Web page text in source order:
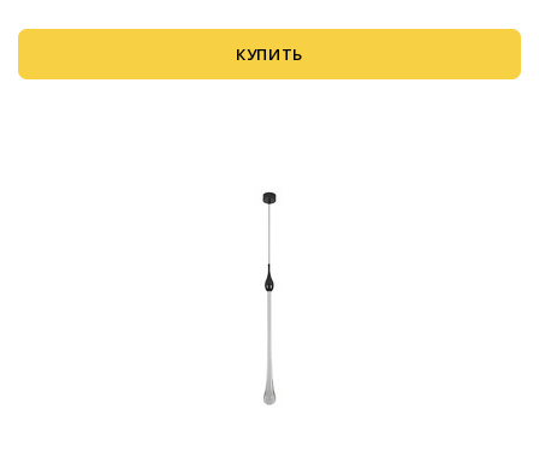
КУПИТЬ